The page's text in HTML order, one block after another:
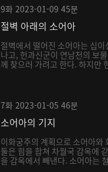
9화 2023-01-09 45분
절벽 아래의 소어아
절벽에서 떨어진 소어아는 십
나고, 헌과신군이 연남천의 보
께 찾으러 가려고 한다. 하지만
7화 2023-01-05 46분
소어아의 기지
이화궁주의 계획으로 소어아와
둘은 힘을 합쳐 차월국 감옥에
을 감옥에서 빼낸다. 소어아는